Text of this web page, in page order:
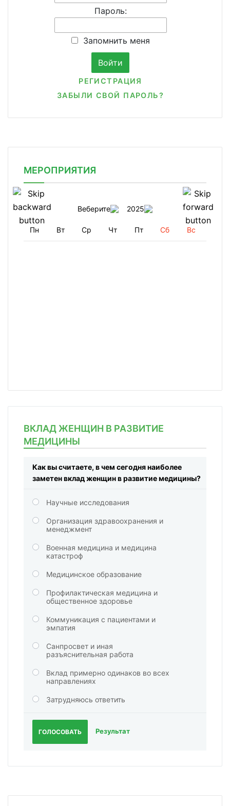
Пароль:
Запомнить меня
РЕГИСТРАЦИЯ
ЗАБЫЛИ СВОЙ ПАРОЛЬ?
МЕРОПРИЯТИЯ
Веберите 2025
Пн Вт Ср Чт Пт Сб Вс
ВКЛАД ЖЕНЩИН В РАЗВИТИЕ
МЕДИЦИНЫ
Как вы считаете, в чем сегодня наиболее
заметен вклад женщин в развитие медицины?
Научные исследования
Организация здравоохранения и
менеджмент
Военная медицина и медицина
катастроф
Медицинское образование
Профилактическая медицина и
общественное здоровье
Коммуникация с пациентами и
эмпатия
Санпросвет и иная
разъяснительная работа
Вклад примерно одинаков во всех
направлениях
Затрудняюсь ответить
ГОЛОСОВАТЬ Результат